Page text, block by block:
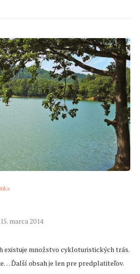
15. marca 2014
existuje množstvo cykloturistických trás.
Ďalší obsah je len pre predplatiteľov.